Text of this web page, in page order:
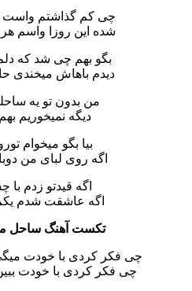
چی کم گذاشتم واست
شده این روزا واسم
بگو بهم چی شد که
دیدم باهاش میخندی
من بدون تو یه
دیگه نمیخوریم
بیا بگو میخوام
اگه روی لبای من
اگه قیدتو زدم
اگه عاشقت شدم یکم
تکست آهنگ ساحل
چی فکر کردی با خودت میگی
چی فکر کردی با خودت